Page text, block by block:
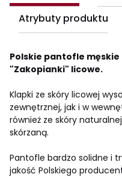
Atrybuty produktu
Polskie pantofle
"Zakopianki" licowe.
Klapki ze skóry licowej
zewnętrznej, jak i w
również ze skóry
skórzaną.
Pantofle bardzo solidne i
jakość Polskiego